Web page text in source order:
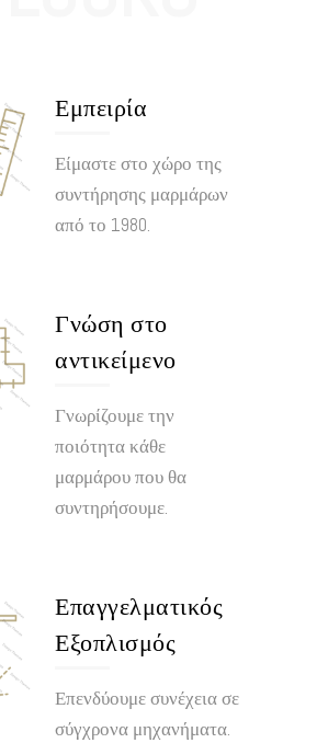
Εμπειρία
Είμαστε στο χώρο της
συντήρησης μαρμάρων
από το 1980.
Γνώση στο
αντικείμενο
Γνωρίζουμε την
ποιότητα κάθε
μαρμάρου που θα
συντηρήσουμε.
Επαγγελματικός
Εξοπλισμός
Επενδύουμε συνέχεια σε
σύγχρονα μηχανήματα.